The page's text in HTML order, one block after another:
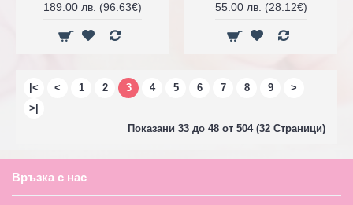
189.00 лв. (96.63€)
55.00 лв. (28.12€)
|< < 1 2 3 4 5 6 7 8 9
>
>|
Показани 33 до 48 от 504 (32 Страници)
Връзка с нас